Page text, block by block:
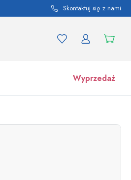
Skontaktuj się z nami
Wyprzedaż